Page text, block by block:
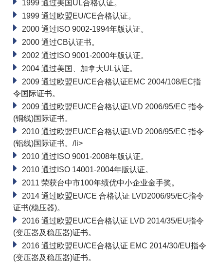
1999通过美国UL合格认证。
1999 通过欧盟EU/CE合格认证。
2000 通过ISO 9002-1994年版认证。
2000 通过CB认证书。
2002 通过ISO 9001-2000年版认证。
2004 通过美国、加拿大UL认证。
2009 通过欧盟EU/CE合格认证EMC 2004/108/EC指
令国际证书。
2009 通过欧盟EU/CE合格认证LVD 2006/95/EC 指令
(铜线)国际证书。
2010 通过欧盟EU/CE合格认证LVD 2006/95/EC 指令
(铝线)国际证书。/li>
2010 通过ISO 9001-2008年版认证。
2010 通过ISO 14001-2004年版认证。
2011 荣获台中市100年绩优中小企业金手奖。
2014 通过欧盟EU/CE 合格认证 LVD2006/95/EC指令
证书(稳压器)。
2016 通过欧盟EU/CE合格认证 LVD 2014/35/EU指令
(变压器及稳压器)证书。
2016 通过欧盟EU/CE合格认证 EMC 2014/30/EU指令
(变压器及稳压器)证书。